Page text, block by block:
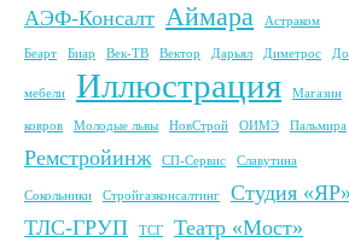
АЭФ-Консалт Аймара Астраком
Беарт Биар Век-ТВ Вектор Дарьял Диметрос
мебели Иллюстрация Магазин
ковров Молодые львы НовСтрой ОИМЭ Пальмира
Ремстройинж СП-Сервис Славутина
Сокольники Стройгазконсалтинг
Студия «ЯР»
ТЛС-ГРУП
ТСГ Театр «Мост»